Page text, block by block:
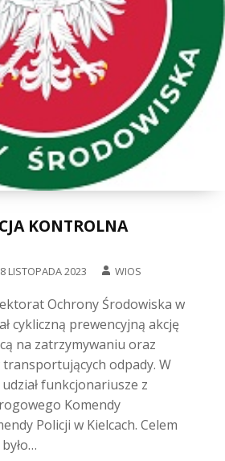
KONTROLNA
8 LISTOPADA 2023 WIOS
Ochrony Środowiska w
cykliczną prewencyjną akcję
na zatrzymywaniu oraz
odpady. W
funkcjonariusze z
Komendy
Policji w Kielcach. Celem